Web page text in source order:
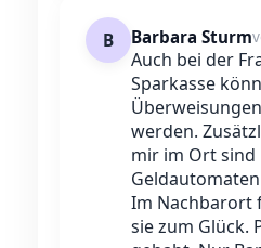
B Barbara Sturm
Auch bei der
Sparkasse
werden.
mir im Ort sind
Im Nachbarort
sie zum Glück.